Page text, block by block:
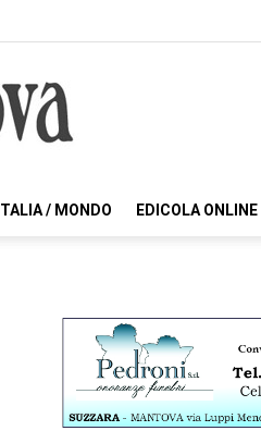
ITALIA / MONDO EDICOLA ONLINE